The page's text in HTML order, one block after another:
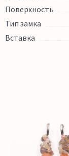
Поверхность
Тип замка
Вставка